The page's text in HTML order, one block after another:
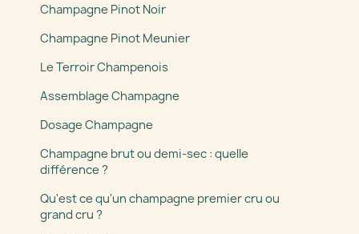
Champagne Pinot Noir
Champagne Pinot Meunier
Le Terroir Champenois
Assemblage Champagne
Dosage Champagne
Champagne brut ou demi-sec : quelle
différence ?
Qu'est ce qu'un champagne premier cru ou
grand cru ?